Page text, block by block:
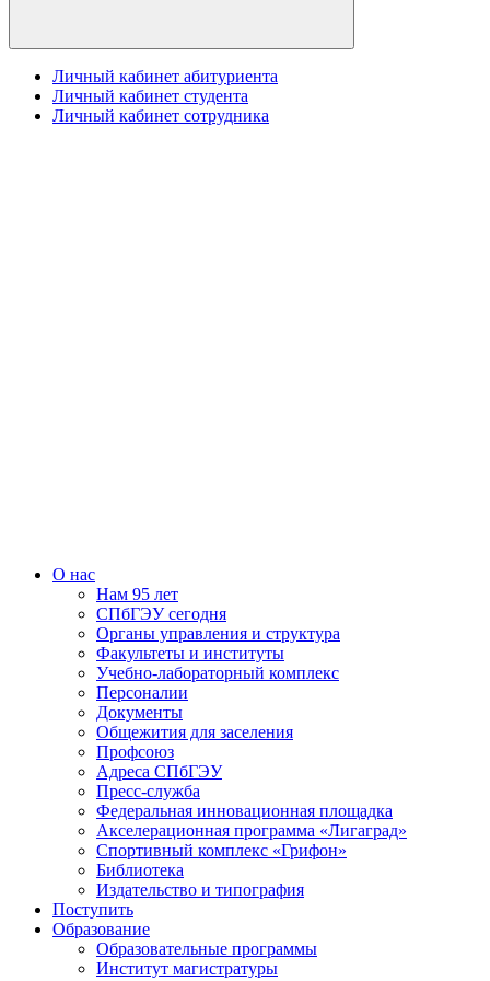
Личный кабинет абитуриента
Личный кабинет студента
Личный кабинет сотрудника
О нас
Нам 95 лет
СПбГЭУ сегодня
Органы управления и структура
Факультеты и институты
Учебно-лабораторный комплекс
Персоналии
Документы
Общежития для заселения
Профсоюз
Адреса СПбГЭУ
Пресс-служба
Федеральная инновационная площадка
Акселерационная программа «Лигаград»­­
Спортивный комплекс «Грифон»
Библиотека
Издательство и типография
Поступить
Образование
Образовательные программы
Институт магистратуры